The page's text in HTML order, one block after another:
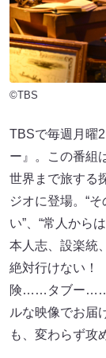
©TBS
TBSで毎週月曜
ー』。この番組
世界まで旅する
ジオに登場。“
い”、“常人から
本人志、設楽統
絶対行けない
険……タブー……
ルな映像でお届
も、変わらず攻